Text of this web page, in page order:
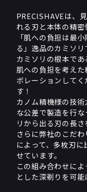
PRECISHAVEは、
れる刃と本体の精
「肌への負担は最
る」逸品のカミソリ
カミソリの根本で
肌への負担を考え
ボレーションして
す！
カノム精機様の技
な公差で製造を行
リから出る刃の長さ
さらに弊社のこだわ
によって、多枚刃
せています。
この組み合わせに
とした深剃りを可能